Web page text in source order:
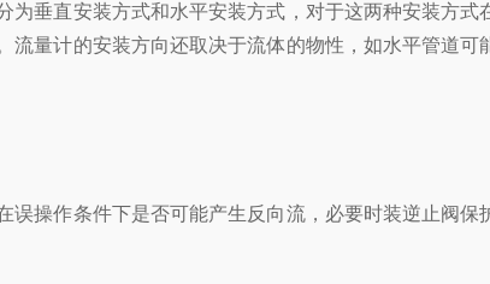
直安装方式和水平安装方式，对于这两种安装方式
量计的安装方向还取决于流体的物性，如水平管道
作条件下是否可能产生反向流，必要时装逆止阀保